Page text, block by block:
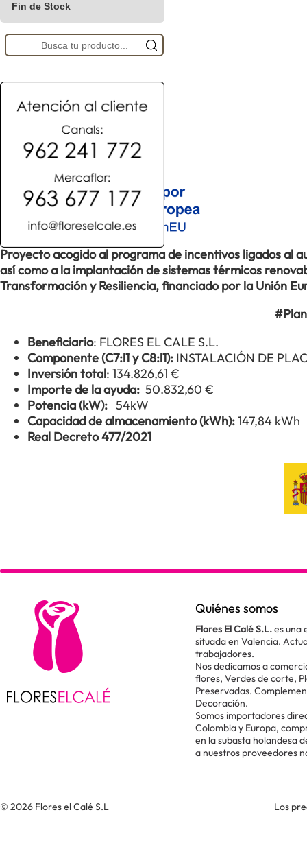
Fin de Stock
Proyecto acogido al programa de incentivos ligados al
así como a la implantación de sistemas térmicos
Transformación y Resiliencia, financiado por la Unión
Beneficiario: FLORES EL CALE S.L.
Componente (C7:l1 y C8:l1): INSTALACIÓN DE
Inversión total: 134.826,61 €
Importe de la ayuda: 50.832,60 €
Potencia (kW): 54kW
Capacidad de almacenamiento (kWh):147,84 kWh
Real Decreto 477/2021
Quiénes somos
Flores El Calé S.L.es una
situada en Valencia.
trabajadores.
Nos dedicamos a
flores, Verdes de corte,
Preservadas.
Decoración.
Somos importadores
Colombia y Europa,
en la subasta holandesa
a nuestros proveedores
© 2026 Flores el Calé S.L Los